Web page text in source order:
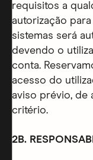
requisitos a
autorização
sistemas será
devendo o
conta.
acesso do
aviso prévio, de
critério.
2B.